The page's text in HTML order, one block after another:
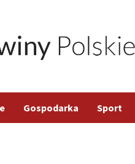
Gospodarka Sport